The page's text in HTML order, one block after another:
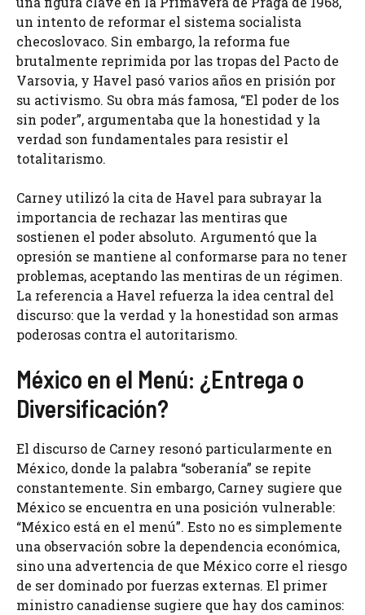
un intento de reformar el sistema socialista
checoslovaco. Sin embargo, la reforma fue
brutalmente reprimida por las tropas del Pacto de
Varsovia, y Havel pasó varios años en prisión por
su activismo. Su obra más famosa, “El poder de los
sin poder”, argumentaba que la honestidad y la
verdad son fundamentales para resistir el
totalitarismo.
Carney utilizó la cita de Havel para subrayar la
importancia de rechazar las mentiras que
sostienen el poder absoluto. Argumentó que la
opresión se mantiene al conformarse para no tener
problemas, aceptando las mentiras de un régimen.
La referencia a Havel refuerza la idea central del
discurso: que la verdad y la honestidad son armas
poderosas contra el autoritarismo.
México en el Menú: ¿Entrega o
Diversificación?
El discurso de Carney resonó particularmente en
México, donde la palabra “soberanía” se repite
constantemente. Sin embargo, Carney sugiere que
México se encuentra en una posición vulnerable:
“México está en el menú”. Esto no es simplemente
una observación sobre la dependencia económica,
sino una advertencia de que México corre el riesgo
de ser dominado por fuerzas externas. El primer
ministro canadiense sugiere que hay dos caminos: